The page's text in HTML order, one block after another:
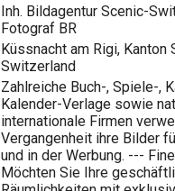
Inh. Bildagentur Scenic-
Fotograf BR
Küssnacht am Rigi, Kanton
Switzerland
Zahlreiche Buch-, Spiele-,
Kalender-Verlage sowie
internationale Firmen
Vergangenheit ihre Bilder
und in der Werbung. ---
Möchten Sie Ihre